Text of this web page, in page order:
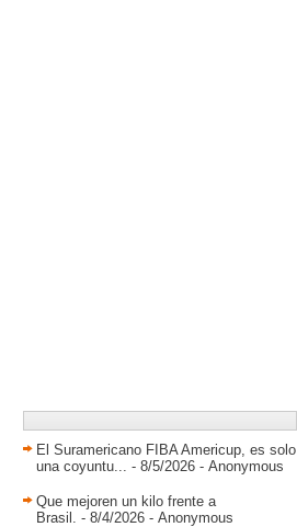
El Suramericano FIBA Americup, es solo
una coyuntu... - 8/5/2026 - Anonymous
Que mejoren un kilo frente a
Brasil. - 8/4/2026 - Anonymous